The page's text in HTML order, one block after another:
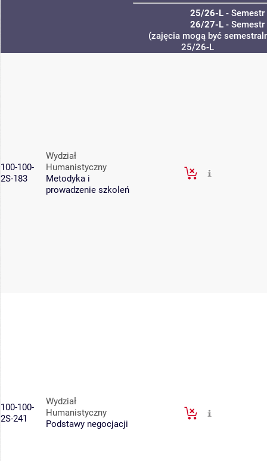
25/26-L -
26/27-L -
(zajęcia mogą być
25/26-L
100-100-
2S-183
Wydział
Humanistyczny
Metodyka i
prowadzenie szkoleń
100-100-
2S-241
Wydział
Humanistyczny
Podstawy negocjacji